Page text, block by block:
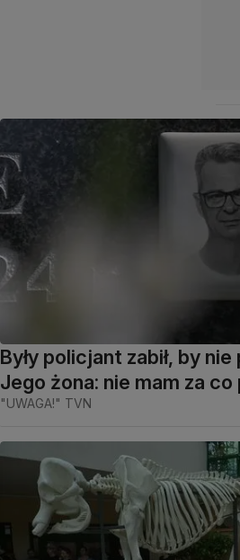
Były policjant zabił, by nie
Jego żona: nie mam za
"UWAGA!" TVN